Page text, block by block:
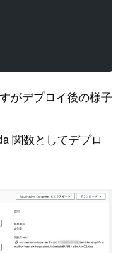
がデプロイ後の様子
関数としてデプロ